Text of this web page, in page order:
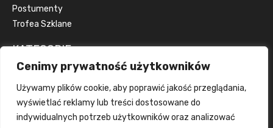
Cenimy prywatność użytkowników
Używamy plików cookie, aby poprawić jakość przeglądania,
wyświetlać reklamy lub treści dostosowane do
indywidualnych potrzeb użytkowników oraz analizować
Postumenty
Trofea Szklane
KATEGORIE
Artykuły okolicznościowe
Artykuły reklamowe
Dyplomy
Emblematy